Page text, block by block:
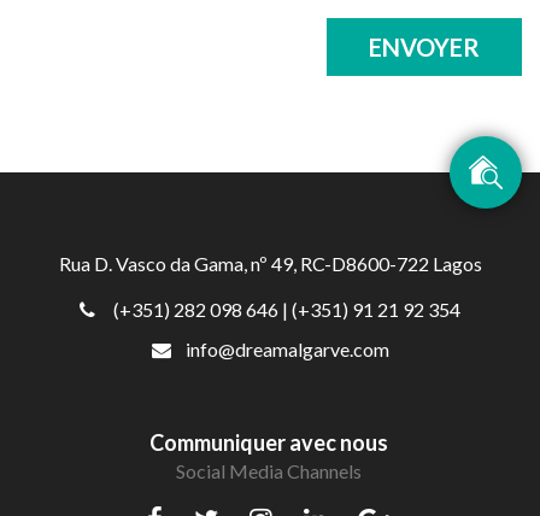
ENVOYER
Rua D. Vasco da Gama, nº 49, RC-D8600-722 Lagos
(+351) 282 098 646 | (+351) 91 21 92 354
info@dreamalgarve.com
Communiquer avec nous
Social Media Channels